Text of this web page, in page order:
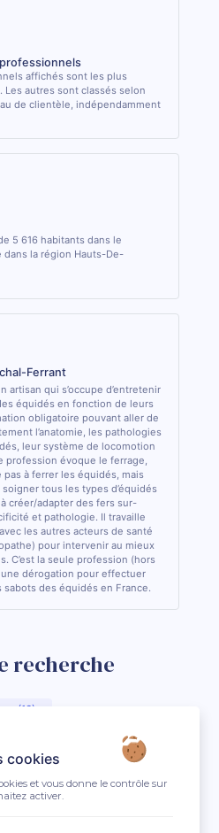
affichés sont les plus
Les autres sont classés selon
de clientèle, indépendamment
5 616 habitants dans le
la région Hauts-De-
Ferrant
artisan qui s’occupe d’entretenir
équidés en fonction de leurs
obligatoire pouvant aller de
l’anatomie, les pathologies
leur système de locomotion
profession évoque le ferrage,
à ferrer les équidés, mais
tous les types d’équidés
créer/adapter des fers sur-
et pathologie. Il travaille
les autres acteurs de santé
pour intervenir au mieux
C’est la seule profession (hors
dérogation pour effectuer
des équidés en France.
recherche
(16)
(61)
(55)
cookies
et vous donne le contrôle sur
activer.